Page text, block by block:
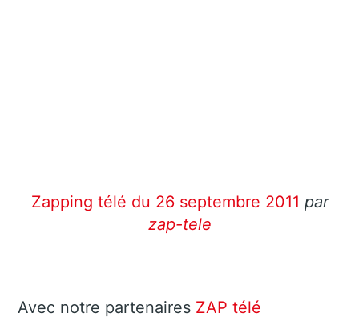
Zapping télé du 26 septembre 2011 par
zap-tele
Avec notre partenaires ZAP télé